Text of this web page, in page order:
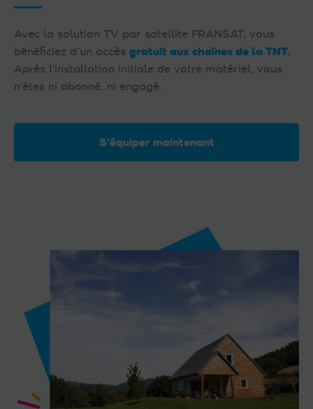
Avec la solution TV par satellite FRANSAT, vous
bénéficiez d’un accès gratuit aux chaînes de la TNT.
Après l’installation initiale de votre matériel, vous
n’êtes ni abonné, ni engagé.
S’équiper maintenant